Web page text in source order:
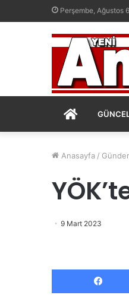
Perşembe, Ağustos
ANASAYFA
Anasayfa /
9 Mart 2023